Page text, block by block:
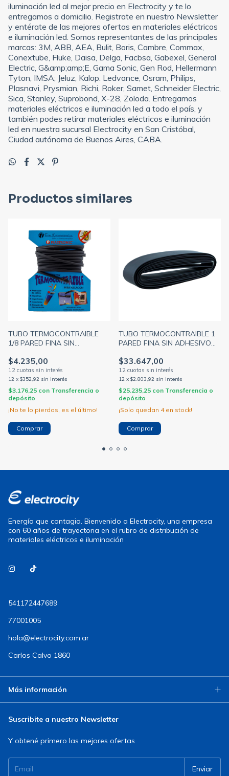
iluminación led al mejor precio en Electrocity y te lo
entregamos a domicilio. Registrate en nuestro Newsletter
y entérate de las mejores ofertas en materiales eléctricos
e iluminación led. Somos representantes de las principales
marcas: 3M, ABB, AEA, Bulit, Boris, Cambre, Commax,
Conextube, Fluke, Daisa, Delga, Facbsa, Gabexel, General
Electric, G&amp;amp;E, Gama Sonic, Gen Rod, Hellermann
Tyton, IMSA; Jeluz, Kalop. Ledvance, Osram, Philips,
Plasnavi, Prysmian, Richi, Roker, Samet, Schneider Electric,
Sica, Stanley, Suprobond, X-28, Zoloda. Entregamos
materiales eléctricos e iluminación led a todo el país, y
también podes retirar materiales eléctricos e iluminación
led en nuestra sucursal Electrocity en San Cristóbal,
Ciudad autónoma de Buenos Aires, CABA.
Productos similares
TUBO TERMOCONTRAIBLE
1/8 PARED FINA SIN
METROS
$4.235,00
12 x $352,92 sin interés
$3.176,25 con Transferencia o
depósito
¡No te lo pierdas, es el último!
TUBO TERMOCONTRAIBLE 1
PARED FINA SIN ADHESIVO
$33.647,00
12 x $2.803,92 sin interés
$25.235,25 con Transferencia o
depósito
¡Solo quedan 4en stock!
Energía que contagia. Bienvenido a Electrocity, una empresa
con 60 años de trayectoria en el rubro de distribución de
materiales eléctricos e iluminación
541172447689
77001005
hola@electrocity.com.ar
Carlos Calvo 1860
Más información
Suscribite a nuestro Newsletter
Y obtené primero las mejores ofertas